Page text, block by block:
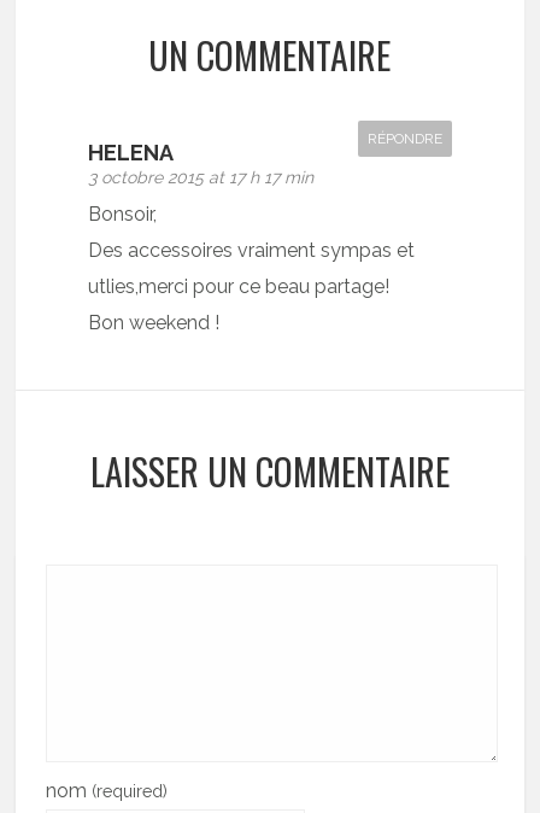
UN COMMENTAIRE
HELENA
3 octobre 2015 at 17 h 17 min
RÉPONDRE
Bonsoir,
Des accessoires vraiment sympas et
utlies,merci pour ce beau partage!
Bon weekend !
LAISSER UN COMMENTAIRE
nom (required)